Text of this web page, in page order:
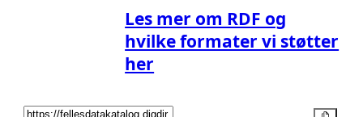
Les mer om RDF og
hvilke formater vi støtter
her